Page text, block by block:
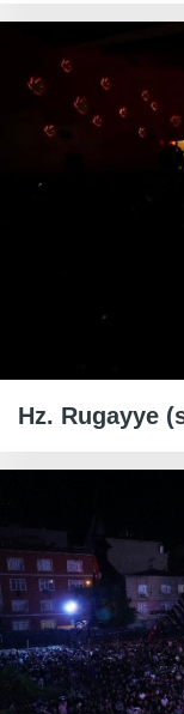
Hz. Rugayye